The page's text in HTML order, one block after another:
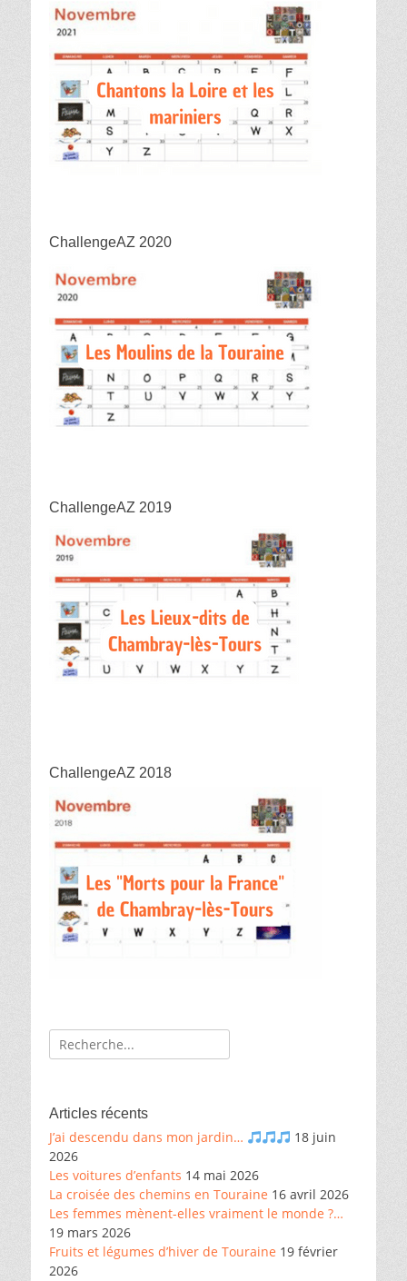
ChallengeAZ 2020
ChallengeAZ 2019
ChallengeAZ 2018
Recherche
de:
Articles récents
J’ai descendu dans mon jardin…
18 juin
2026
Les voitures d’enfants 14 mai 2026
La croisée des chemins en Touraine 16 avril 2026
Les femmes mènent-elles vraiment le monde ?…
19 mars 2026
Fruits et légumes d’hiver de Touraine 19 février
2026